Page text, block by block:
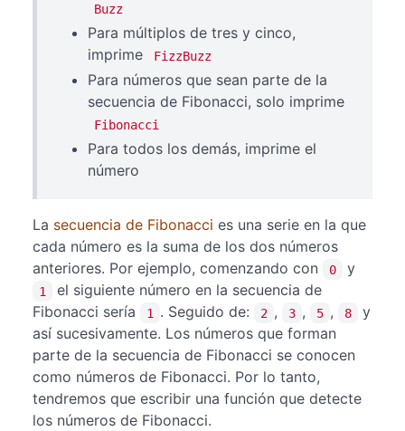
Buzz
Para múltiplos de tres y cinco,
imprime
FizzBuzz
Para números que sean parte de la
secuencia de Fibonacci, solo imprime
Fibonacci
Para todos los demás, imprime el
número
La secuencia de Fibonacci es una serie en la que
cada número es la suma de los dos números
anteriores. Por ejemplo, comenzando con
0 y
1
el siguiente número en la secuencia de
Fibonacci sería
1 . Seguido de: 2 , 3 , 5 , 8
y
así sucesivamente. Los números que forman
parte de la secuencia de Fibonacci se conocen
como números de Fibonacci. Por lo tanto,
tendremos que escribir una función que detecte
los números de Fibonacci.